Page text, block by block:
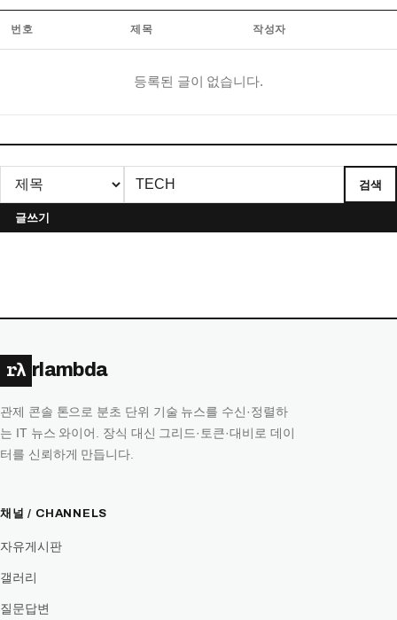
판
게
번호 제목 작성자
등록된 글이 없습니다.
검색
글쓰기
rλ rlambda
관제 콘솔 톤으로 분초 단위 기술 뉴스를 수신·정렬하
는 IT 뉴스 와이어. 장식 대신 그리드·토큰·대비로 데이
터를 신뢰하게 만듭니다.
채널 / CHANNELS
자유게시판
갤러리
질문답변